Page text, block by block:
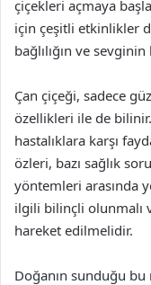
çiçekleri açmaya
için çeşitli etkinlikler
bağlılığın ve
Çan çiçeği, sadece
özellikleri ile de
hastalıklara karşı
özleri, bazı sağlık
yöntemleri arasında
ilgili bilinçli olunmalı
hareket edilmelidir.
Doğanın sunduğu